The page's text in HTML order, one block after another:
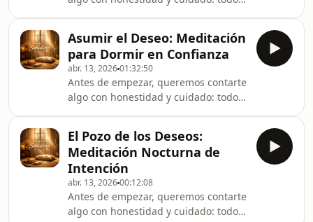
sanadora, para que puedas
entregarte por completo a este
momento sin
que comiences a escuchar, nada
interrumpa tu experiencia. Es nuestra
forma de proteger este espacio íntimo
y también de sostener Meditacion
sanadora, para que puedas
entregarte por completo a este
momento sin
Asumir el Deseo: Meditación
para Dormir en Confianza
abr. 13, 202601:32:50
Antes de empezar, queremos contarte
algo con honestidad y cuidado: todos
que comiences a escuchar, nada
interrumpa tu experiencia. Es nuestra
forma de proteger este espacio íntimo
y también de sostener Meditacion
sanadora, para que puedas
entregarte por completo a este
El Pozo de los Deseos:
Meditación Nocturna de
Intención
abr. 13, 202600:12:08
Antes de empezar, queremos contarte
algo con honestidad y cuidado: todos